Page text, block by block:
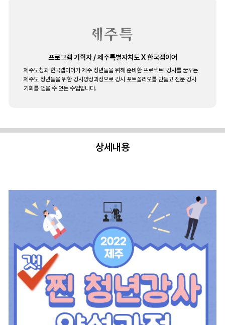
프로그램 기획자/제주특별자치도 X 한국갭이어
제주도청과 한국갭이어가 제주 청년들을 위해 준비한 프로젝트! 강사를 꿈꾸는
제주도 청년들을 위한 강사양성과정으로 강사 포트폴리오를 만들고 전문 강사
기회를 얻을 수 있는 수업입니다.
상세내용